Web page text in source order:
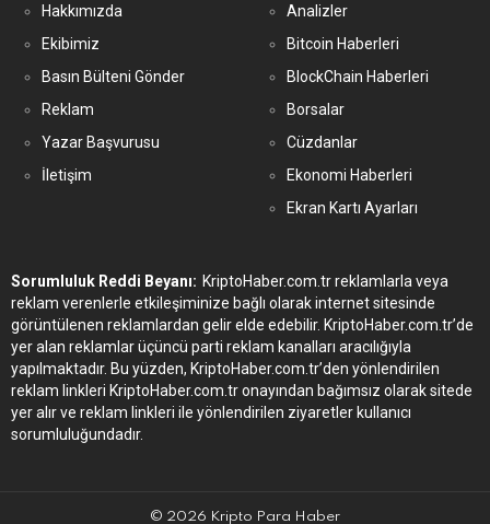
Hakkımızda
Ekibimiz
Basın Bülteni Gönder
Reklam
Yazar Başvurusu
İletişim
Analizler
Bitcoin Haberleri
BlockChain Haberleri
Borsalar
Cüzdanlar
Ekonomi Haberleri
Ekran Kartı Ayarları
Sorumluluk Reddi Beyanı: KriptoHaber.com.tr reklamlarla veya
reklam verenlerle etkileşiminize bağlı olarak internet sitesinde
görüntülenen reklamlardan gelir elde edebilir. KriptoHaber.com.tr’de
yer alan reklamlar üçüncü parti reklam kanalları aracılığıyla
yapılmaktadır. Bu yüzden, KriptoHaber.com.tr’den yönlendirilen
reklam linkleri KriptoHaber.com.tr onayından bağımsız olarak sitede
yer alır ve reklam linkleri ile yönlendirilen ziyaretler kullanıcı
sorumluluğundadır.
© 2026 Kripto Para Haber